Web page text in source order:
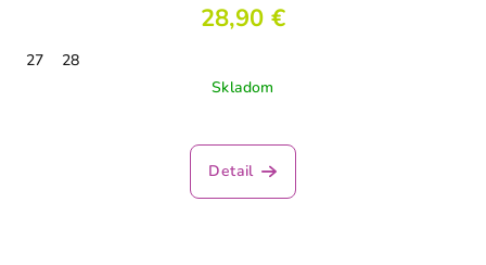
28,90 €
27
28
Skladom
Detail